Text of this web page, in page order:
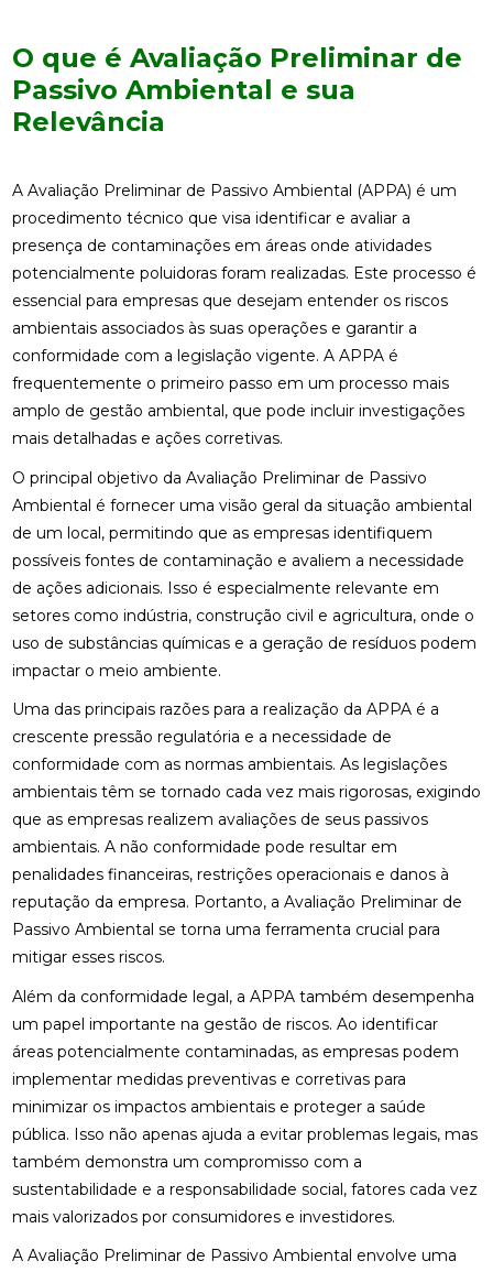
O que é Avaliação Preliminar de
Passivo Ambiental e sua
Relevância
A Avaliação Preliminar de Passivo Ambiental (APPA) é um
procedimento técnico que visa identificar e avaliar a
presença de contaminações em áreas onde atividades
potencialmente poluidoras foram realizadas. Este processo é
essencial para empresas que desejam entender os riscos
ambientais associados às suas operações e garantir a
conformidade com a legislação vigente. A APPA é
frequentemente o primeiro passo em um processo mais
amplo de gestão ambiental, que pode incluir investigações
mais detalhadas e ações corretivas.
O principal objetivo da Avaliação Preliminar de Passivo
Ambiental é fornecer uma visão geral da situação ambiental
de um local, permitindo que as empresas identifiquem
possíveis fontes de contaminação e avaliem a necessidade
de ações adicionais. Isso é especialmente relevante em
setores como indústria, construção civil e agricultura, onde o
uso de substâncias químicas e a geração de resíduos podem
impactar o meio ambiente.
Uma das principais razões para a realização da APPA é a
crescente pressão regulatória e a necessidade de
conformidade com as normas ambientais. As legislações
ambientais têm se tornado cada vez mais rigorosas, exigindo
que as empresas realizem avaliações de seus passivos
ambientais. A não conformidade pode resultar em
penalidades financeiras, restrições operacionais e danos à
reputação da empresa. Portanto, a Avaliação Preliminar de
Passivo Ambiental se torna uma ferramenta crucial para
mitigar esses riscos.
Além da conformidade legal, a APPA também desempenha
um papel importante na gestão de riscos. Ao identificar
áreas potencialmente contaminadas, as empresas podem
implementar medidas preventivas e corretivas para
minimizar os impactos ambientais e proteger a saúde
pública. Isso não apenas ajuda a evitar problemas legais, mas
também demonstra um compromisso com a
sustentabilidade e a responsabilidade social, fatores cada vez
mais valorizados por consumidores e investidores.
A Avaliação Preliminar de Passivo Ambiental envolve uma